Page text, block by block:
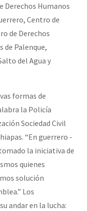
Derechos Humanos
Centro de
de Derechos
de Palenque,
del Agua y
formas de
la Policía
Sociedad Civil
“En guerrero -
la iniciativa de
quienes
solución
Los
andar en la lucha: